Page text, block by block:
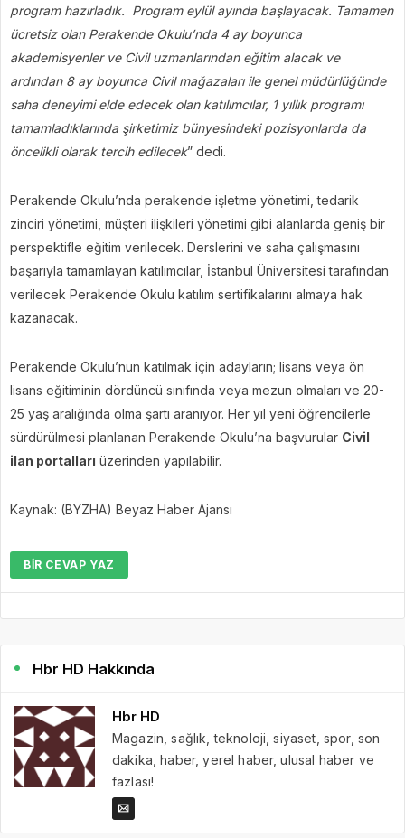
program hazırladık. Program eylül ayında başlayacak. Tamamen
ücretsiz olan Perakende Okulu’nda 4 ay boyunca
akademisyenler ve Civil uzmanlarından eğitim alacak ve
ardından 8 ay boyunca Civil mağazaları ile genel müdürlüğünde
saha deneyimi elde edecek olan katılımcılar, 1 yıllık programı
tamamladıklarında şirketimiz bünyesindeki pozisyonlarda da
öncelikli olarak tercih edilecek” dedi.
Perakende Okulu’nda perakende işletme yönetimi, tedarik
zinciri yönetimi, müşteri ilişkileri yönetimi gibi alanlarda geniş bir
perspektifle eğitim verilecek. Derslerini ve saha çalışmasını
başarıyla tamamlayan katılımcılar, İstanbul Üniversitesi tarafından
verilecek Perakende Okulu katılım sertifikalarını almaya hak
kazanacak.
Perakende Okulu’nun katılmak için adayların; lisans veya ön
lisans eğitiminin dördüncü sınıfında veya mezun olmaları ve 20-
25 yaş aralığında olma şartı aranıyor. Her yıl yeni öğrencilerle
sürdürülmesi planlanan Perakende Okulu’na başvurular Civil
ilan portalları üzerinden yapılabilir.
Kaynak: (BYZHA) Beyaz Haber Ajansı
BIR CEVAP YAZ
Hbr HD Hakkında
Hbr HD
Magazin, sağlık, teknoloji, siyaset, spor, son
dakika, haber, yerel haber, ulusal haber ve
fazlası!